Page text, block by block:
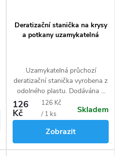
Deratizační stanička na krysy
a potkany uzamykatelná
Uzamykatelná průchozí
deratizační stanička vyrobena z
odolného plastu. Dodávána s
klíčem. Lze zavěsit na zeď.
126
Kč
Měrná
cena:
126 Kč
/ 1 ks
Skladem
Zobrazit